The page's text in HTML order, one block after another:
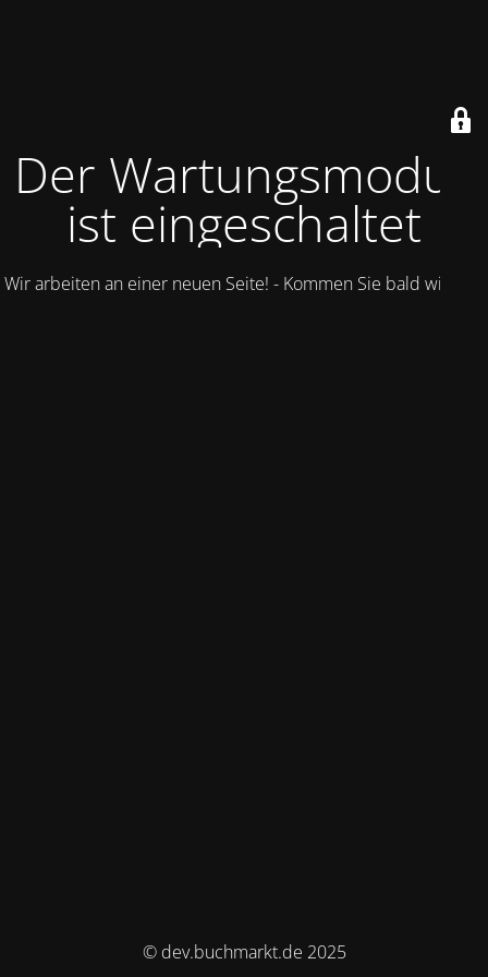
Der Wartungsmodus
ist eingeschaltet
Wir arbeiten an einer neuen Seite! - Kommen Sie bald wieder.
© dev.buchmarkt.de 2025